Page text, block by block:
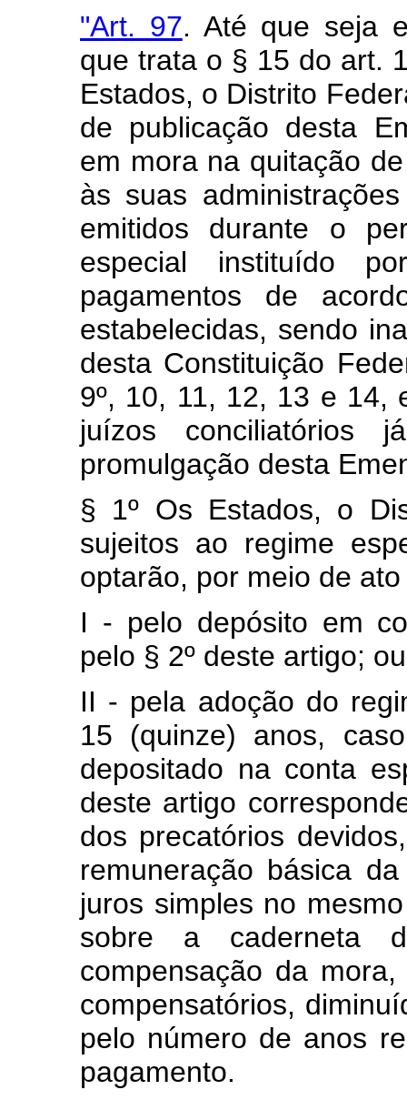
"Art. 97. Até que seja
que trata o § 15 do art.
Estados, o Distrito
de publicação desta
em mora na quitação
às suas
emitidos durante o
especial instituído
pagamentos de
estabelecidas, sendo
desta Constituição
9º, 10, 11, 12, 13 e 14,
juízos conciliatórios
promulgação desta
§ 1º Os Estados, o
sujeitos ao regime
optarão, por meio de
I - pelo depósito em
pelo § 2º deste artigo; ou
II - pela adoção do
15 (quinze) anos,
depositado na conta
deste artigo
dos precatórios
remuneração básica
juros simples no
sobre a caderneta
compensação da
compensatórios,
pelo número de anos
pagamento.